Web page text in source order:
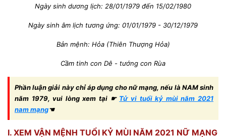
Ngày sinh dương lịch: 28/01/1979 đến 15/02/1980
Ngày sinh âm lịch tương ứng: 01/01/1979 - 30/12/1979
Bản mệnh: Hỏa (Thiên Thượng Hỏa)
Cầm tinh con Dê - tướng con Rùa
Phần luận giải này chỉ áp dụng cho nữ mạng, nếu là NAM sinh
năm 1979, vui lòng xem tại ☛ Tử vi tuổi kỷ mùi năm 2021
nam mạng☚
I. XEM VẬN MỆNH TUỔI KỶ MÙI NĂM 2021 NỮ MẠNG